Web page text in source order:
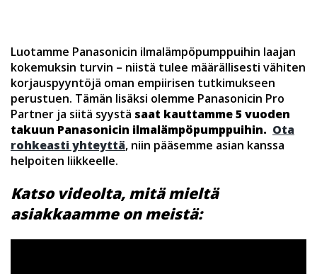
Luotamme Panasonicin ilmalämpöpumppuihin laajan
kokemuksin turvin – niistä tulee määrällisesti vähiten
korjauspyyntöjä oman empiirisen tutkimukseen
perustuen. Tämän lisäksi olemme Panasonicin Pro
Partner ja siitä syystä saat kauttamme 5 vuoden
takuun Panasonicin ilmalämpöpumppuihin. Ota
rohkeasti yhteyttä, niin pääsemme asian kanssa
helpoiten liikkeelle.
Katso videolta, mitä mieltä
asiakkaamme on meistä: